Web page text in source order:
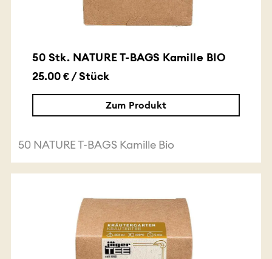
50 Stk. NATURE T-BAGS Kamille BIO
25.00 € / Stück
Zum Produkt
50 NATURE T-BAGS Kamille Bio